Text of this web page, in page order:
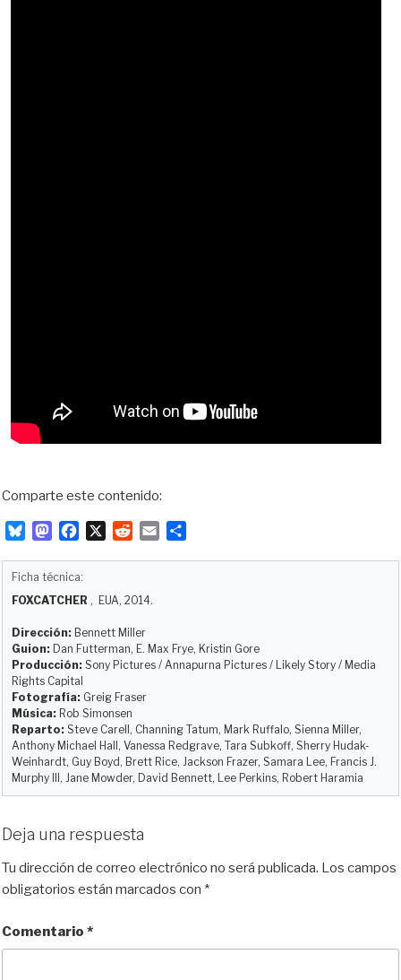
Comparte este contenido:
u
s
k
y
M
o
d
o
n
b
o
o
k
X
i
t
t
i
Ficha técnica:
FOXCATCHER , EUA, 2014.
Dirección: Bennett Miller
Guion: Dan Futterman, E. Max Frye, Kristin Gore
Producción: Sony Pictures / Annapurna Pictures / Likely Story / Media
Rights Capital
Fotografía: Greig Fraser
Música: Rob Simonsen
Reparto: Steve Carell, Channing Tatum, Mark Ruffalo, Sienna Miller,
Anthony Michael Hall, Vanessa Redgrave, Tara Subkoff, Sherry Hudak-
Weinhardt, Guy Boyd, Brett Rice, Jackson Frazer, Samara Lee, Francis J.
Murphy III, Jane Mowder, David Bennett, Lee Perkins, Robert Haramia
Deja una respuesta
Tu dirección de correo electrónico no será publicada. Los campos
obligatorios están marcados con *
Comentario *